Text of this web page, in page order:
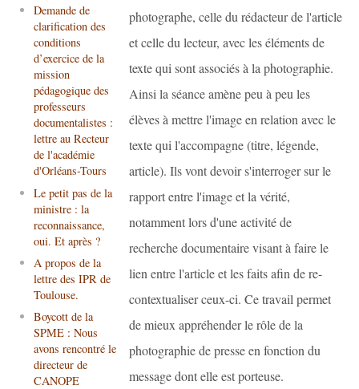
Demande de
clarification des
conditions
d’exercice de la
mission
pédagogique des
professeurs
documentalistes :
lettre au Recteur
de l'académie
d'Orléans-Tours
Le petit pas de la
ministre : la
reconnaissance,
oui. Et après ?
A propos de la
lettre des IPR de
Toulouse.
Boycott de la
SPME : Nous
avons rencontré le
directeur de
CANOPE
photographe, celle du rédacteur de l'article
et celle du lecteur, avec les éléments de
texte qui sont associés à la photographie.
Ainsi la séance amène peu à peu les
élèves à mettre l'image en relation avec le
texte qui l'accompagne (titre, légende,
article). Ils vont devoir s'interroger sur le
rapport entre l'image et la vérité,
notamment lors d'une activité de
recherche documentaire visant à faire le
lien entre l'article et les faits afin de re-
contextualiser ceux-ci. Ce travail permet
de mieux appréhender le rôle de la
photographie de presse en fonction du
message dont elle est porteuse.